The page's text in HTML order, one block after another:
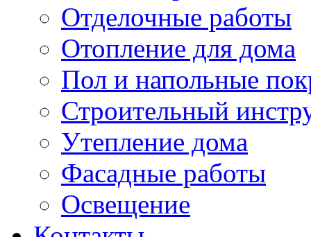
Отделочные работы
Отопление для дома
Пол и напольные
Строительный
Утепление дома
Фасадные работы
Освещение